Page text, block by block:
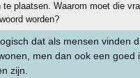
te plaatsen. Waarom moet die
worden?
dat als mensen vinden
men dan ook een goed
zijn.